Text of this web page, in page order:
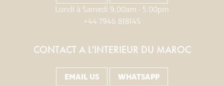
Lundi à Samedi 9.00am - 5.00pm
+44 7946 818145
CONTACT A L'INTERIEUR DU MAROC
EMAIL US
WHATSAPP